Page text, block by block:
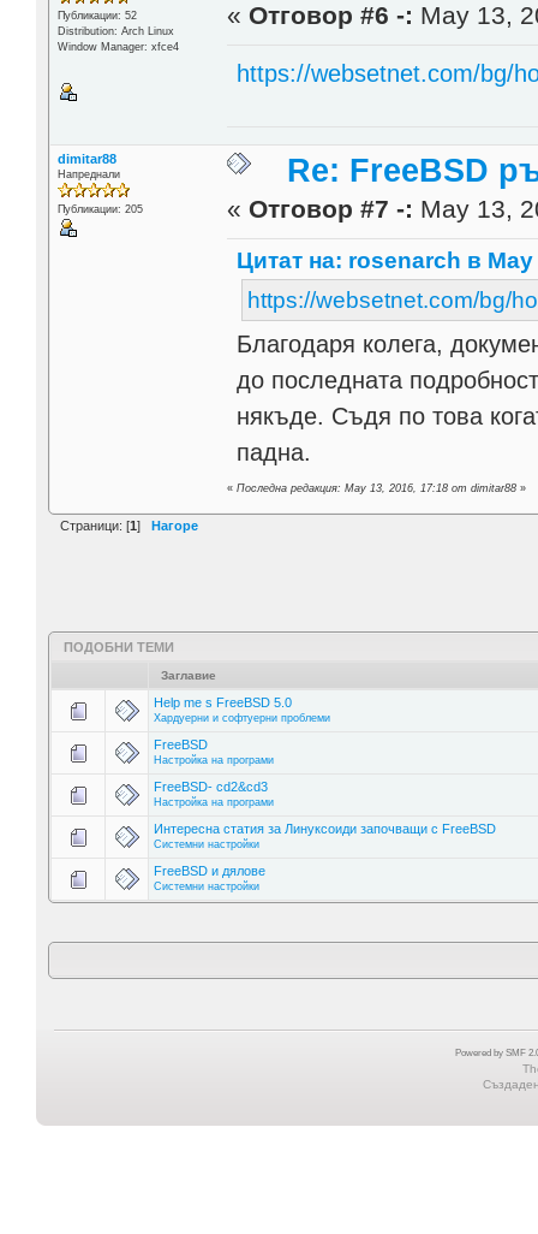
Публикации: 52
Distribution: Arch Linux
Window Manager: xfce4
« Отговор #6 -: May 13,
https://websetnet.com/bg/
dimitar88
Напреднали
Публикации: 205
Re: FreeBSD
« Отговор #7 -: May 13,
Цитат на: rosenarch в May
https://websetnet.com/bg/
Благодаря колега,
до последната
някъде. Съдя по това
падна.
«Последна редакция: May 13, 2016, 17:18 от dimitar88 »
Страници: [1] Нагоре
ПОДОБНИ ТЕМИ
Заглавие
Help me s FreeBSD 5.0
Хардуерни и софтуерни проблеми
FreeBSD
Настройка на програми
FreeBSD- cd2&cd3
Настройка на програми
Интересна статия за Линуксоиди започващи с FreeBSD
Системни настройки
FreeBSD и дялове
Системни настройки
Powered by SMF